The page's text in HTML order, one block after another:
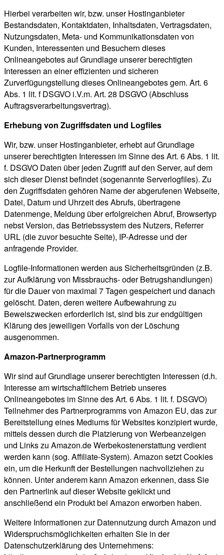
Hierbei verarbeiten wir, bzw. unser Hostinganbieter
Bestandsdaten, Kontaktdaten, Inhaltsdaten, Vertragsdaten,
Nutzungsdaten, Meta- und Kommunikationsdaten von
Kunden, Interessenten und Besuchern dieses
Onlineangebotes auf Grundlage unserer berechtigten
Interessen an einer effizienten und sicheren
Zurverfügungstellung dieses Onlineangebotes gem. Art. 6
Abs. 1 lit. f DSGVO i.V.m. Art. 28 DSGVO (Abschluss
Auftragsverarbeitungsvertrag).
Erhebung von Zugriffsdaten und Logfiles
Wir, bzw. unser Hostinganbieter, erhebt auf Grundlage
unserer berechtigten Interessen im Sinne des Art. 6 Abs. 1 lit.
f. DSGVO Daten über jeden Zugriff auf den Server, auf dem
sich dieser Dienst befindet (sogenannte Serverlogfiles). Zu
den Zugriffsdaten gehören Name der abgerufenen Webseite,
Datei, Datum und Uhrzeit des Abrufs, übertragene
Datenmenge, Meldung über erfolgreichen Abruf, Browsertyp
nebst Version, das Betriebssystem des Nutzers, Referrer
URL (die zuvor besuchte Seite), IP-Adresse und der
anfragende Provider.
Logfile-Informationen werden aus Sicherheitsgründen (z.B.
zur Aufklärung von Missbrauchs- oder Betrugshandlungen)
für die Dauer von maximal 7 Tagen gespeichert und danach
gelöscht. Daten, deren weitere Aufbewahrung zu
Beweiszwecken erforderlich ist, sind bis zur endgültigen
Klärung des jeweiligen Vorfalls von der Löschung
ausgenommen.
Amazon-Partnerprogramm
Wir sind auf Grundlage unserer berechtigten Interessen (d.h.
Interesse am wirtschaftlichem Betrieb unseres
Onlineangebotes im Sinne des Art. 6 Abs. 1 lit. f. DSGVO)
Teilnehmer des Partnerprogramms von Amazon EU, das zur
Bereitstellung eines Mediums für Websites konzipiert wurde,
mittels dessen durch die Platzierung von Werbeanzeigen
und Links zu Amazon.de Werbekostenerstattung verdient
werden kann (sog. Affiliate-System). Amazon setzt Cookies
ein, um die Herkunft der Bestellungen nachvollziehen zu
können. Unter anderem kann Amazon erkennen, dass Sie
den Partnerlink auf dieser Website geklickt und
anschließend ein Produkt bei Amazon erworben haben.
Weitere Informationen zur Datennutzung durch Amazon und
Widerspruchsmöglichkeiten erhalten Sie in der
Datenschutzerklärung des Unternehmens: